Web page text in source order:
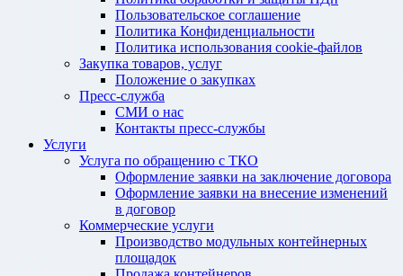
Пользовательское соглашение
Политика Конфиденциальности
Политика использования cookie-файлов
Закупка товаров, услуг
Положение о закупках
Пресс-служба
СМИ о нас
Контакты пресс-службы
Услуги
Услуга по обращению с ТКО
Оформление заявки на заключение договора
Оформление заявки на внесение изменений
в договор
Коммерческие услуги
Производство модульных контейнерных
площадок